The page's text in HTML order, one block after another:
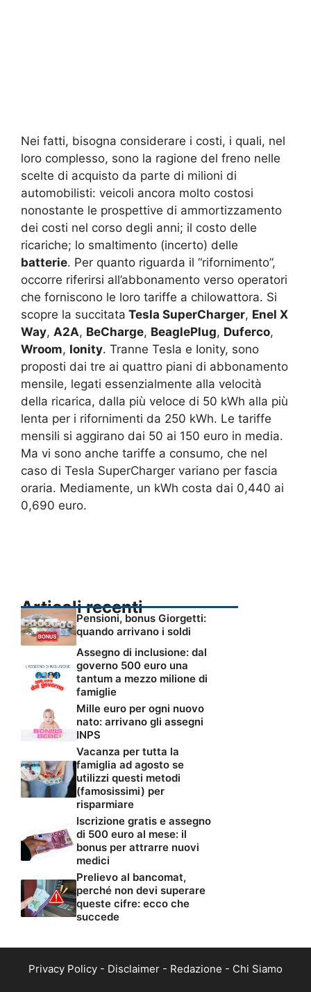
Nei fatti, bisogna considerare i costi, i quali, nel
loro complesso, sono la ragione del freno nelle
scelte di acquisto da parte di milioni di
automobilisti: veicoli ancora molto costosi
nonostante le prospettive di ammortizzamento
dei costi nel corso degli anni; il costo delle
ricariche; lo smaltimento (incerto) delle
batterie. Per quanto riguarda il “rifornimento”,
occorre riferirsi all’abbonamento verso operatori
che forniscono le loro tariffe a chilowattora. Si
scopre la succitata Tesla SuperCharger, Enel X
Way, A2A, BeCharge, BeaglePlug, Duferco,
Wroom, Ionity. Tranne Tesla e Ionity, sono
proposti dai tre ai quattro piani di abbonamento
mensile, legati essenzialmente alla velocità
della ricarica, dalla più veloce di 50 kWh alla più
lenta per i rifornimenti da 250 kWh. Le tariffe
mensili si aggirano dai 50 ai 150 euro in media.
Ma vi sono anche tariffe a consumo, che nel
caso di Tesla SuperCharger variano per fascia
oraria. Mediamente, un kWh costa dai 0,440 ai
0,690 euro.
Articoli recenti
Pensioni, bonus Giorgetti:
quando arrivano i soldi
Assegno di inclusione: dal
governo 500 euro una
tantum a mezzo milione di
famiglie
Mille euro per ogni nuovo
nato: arrivano gli assegni
INPS
Vacanza per tutta la
famiglia ad agosto se
utilizzi questi metodi
(famosissimi) per
risparmiare
Iscrizione gratis e assegno
di 500 euro al mese: il
bonus per attrarre nuovi
medici
Prelievo al bancomat,
perché non devi superare
queste cifre: ecco che
succede
Privacy Policy - Disclaimer - Redazione - Chi Siamo